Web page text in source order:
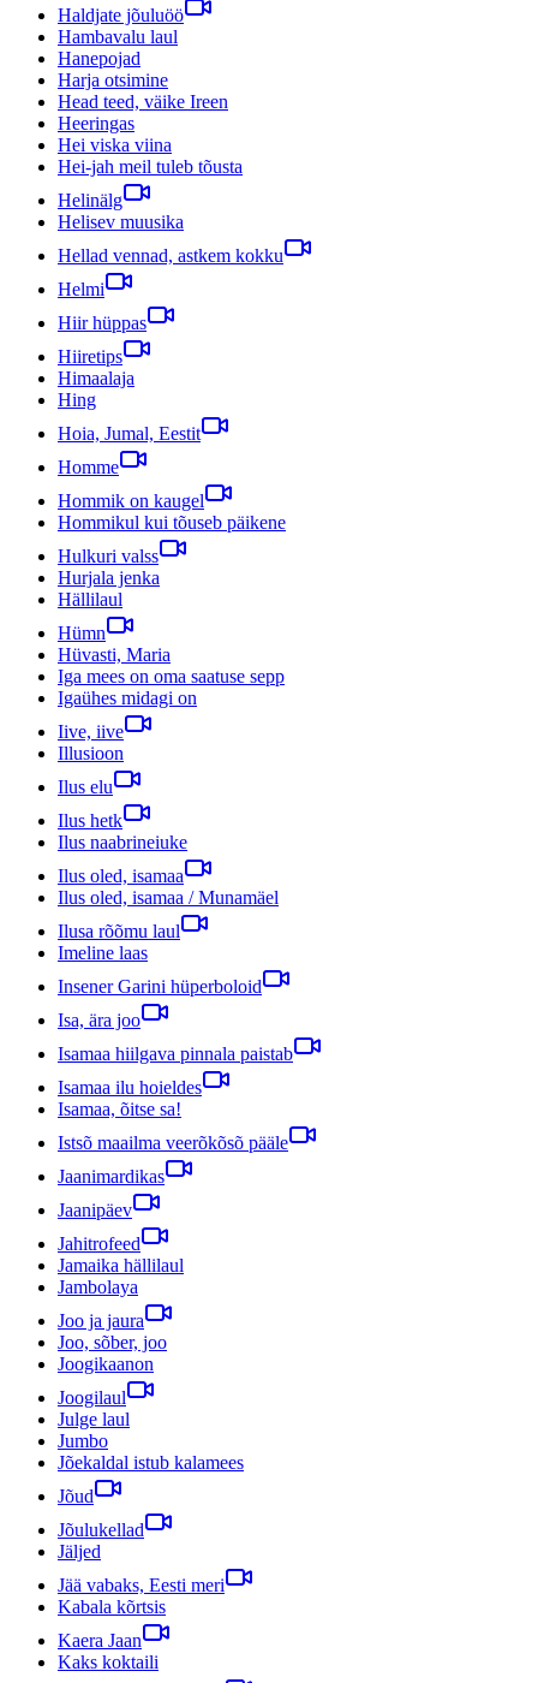
Haldjate jõuluöö
Hambavalu laul
Hanepojad
Harja otsimine
Head teed, väike Ireen
Heeringas
Hei viska viina
Hei-jah meil tuleb tõusta
Helinälg
Helisev muusika
Hellad vennad, astkem kokku
Helmi
Hiir hüppas
Hiiretips
Himaalaja
Hing
Hoia, Jumal, Eestit
Homme
Hommik on kaugel
Hommikul kui tõuseb päikene
Hulkuri valss
Hurjala jenka
Hällilaul
Hümn
Hüvasti, Maria
Iga mees on oma saatuse sepp
Igaühes midagi on
Iive, iive
Illusioon
Ilus elu
Ilus hetk
Ilus naabrineiuke
Ilus oled, isamaa
Ilus oled, isamaa / Munamäel
Ilusa rõõmu laul
Imeline laas
Insener Garini hüperboloid
Isa, ära joo
Isamaa hiilgava pinnala paistab
Isamaa ilu hoieldes
Isamaa, õitse sa!
Istsõ maailma veerõkõsõ pääle
Jaanimardikas
Jaanipäev
Jahitrofeed
Jamaika hällilaul
Jambolaya
Joo ja jaura
Joo, sõber, joo
Joogikaanon
Joogilaul
Julge laul
Jumbo
Jõekaldal istub kalamees
Jõud
Jõulukellad
Jäljed
Jää vabaks, Eesti meri
Kabala kõrtsis
Kaera Jaan
Kaks koktaili